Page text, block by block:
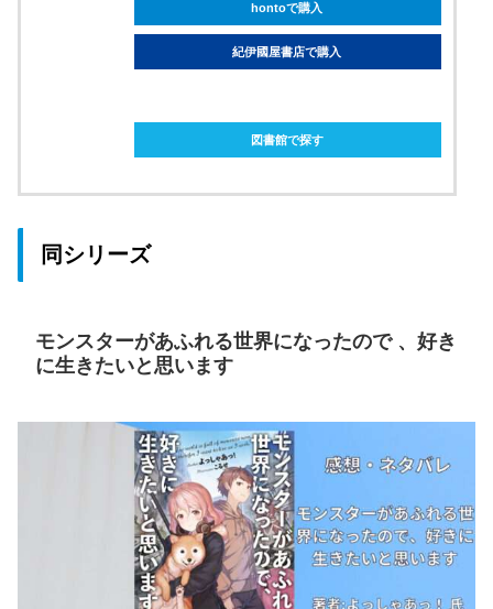
hontoで購入
紀伊國屋書店で購入
図書館で探す
同シリーズ
モンスターがあふれる世界になったので 、好き
に生きたいと思います